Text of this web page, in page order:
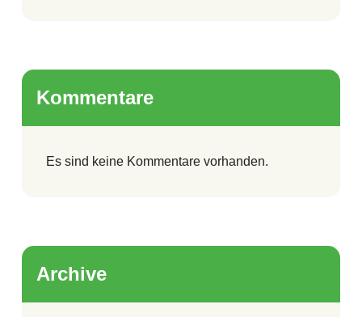
Kommentare
Es sind keine Kommentare vorhanden.
Archive